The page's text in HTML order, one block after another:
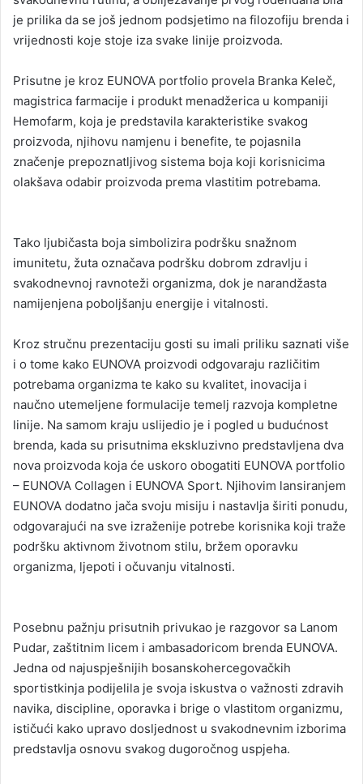
je prilika da se još jednom podsjetimo na filozofiju brenda i
vrijednosti koje stoje iza svake linije proizvoda.
Prisutne je kroz EUNOVA portfolio provela Branka Keleč,
magistrica farmacije i produkt menadžerica u kompaniji
Hemofarm, koja je predstavila karakteristike svakog
proizvoda, njihovu namjenu i benefite, te pojasnila
značenje prepoznatljivog sistema boja koji korisnicima
olakšava odabir proizvoda prema vlastitim potrebama.
Tako ljubičasta boja simbolizira podršku snažnom
imunitetu, žuta označava podršku dobrom zdravlju i
svakodnevnoj ravnoteži organizma, dok je narandžasta
namijenjena poboljšanju energije i vitalnosti.
Kroz stručnu prezentaciju gosti su imali priliku saznati više
i o tome kako EUNOVA proizvodi odgovaraju različitim
potrebama organizma te kako su kvalitet, inovacija i
naučno utemeljene formulacije temelj razvoja kompletne
linije. Na samom kraju uslijedio je i pogled u budućnost
brenda, kada su prisutnima ekskluzivno predstavljena dva
nova proizvoda koja će uskoro obogatiti EUNOVA portfolio
– EUNOVA Collagen i EUNOVA Sport. Njihovim lansiranjem
EUNOVA dodatno jača svoju misiju i nastavlja širiti ponudu,
odgovarajući na sve izraženije potrebe korisnika koji traže
podršku aktivnom životnom stilu, bržem oporavku
organizma, ljepoti i očuvanju vitalnosti.
Posebnu pažnju prisutnih privukao je razgovor sa Lanom
Pudar, zaštitnim licem i ambasadoricom brenda EUNOVA.
Jedna od najuspješnijih bosanskohercegovačkih
sportistkinja podijelila je svoja iskustva o važnosti zdravih
navika, discipline, oporavka i brige o vlastitom organizmu,
ističući kako upravo dosljednost u svakodnevnim izborima
predstavlja osnovu svakog dugoročnog uspjeha.